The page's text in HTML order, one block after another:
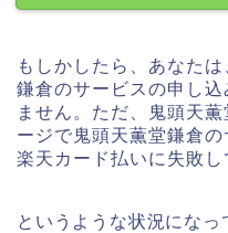
もしかしたら、あなた
鎌倉のサービスの申し
ません。ただ、鬼頭天
ージで鬼頭天薫堂鎌倉の
楽天カード払いに失敗し
というような状況にな